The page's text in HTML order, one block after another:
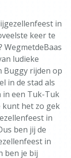
in
keer te
WegmetdeBaas
ludieke
Buggy rijden op
in de stad als
in een Tuk-Tuk
kunt het zo gek
in
ben jij de
in
ben je bij